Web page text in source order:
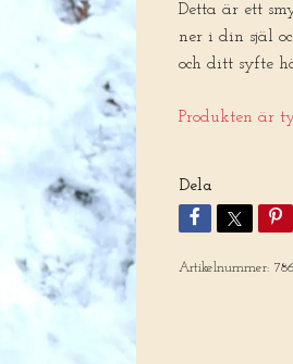
Detta är ett
ner i din själ
och ditt syfte
Produkten är
Dela
Artikelnummer: